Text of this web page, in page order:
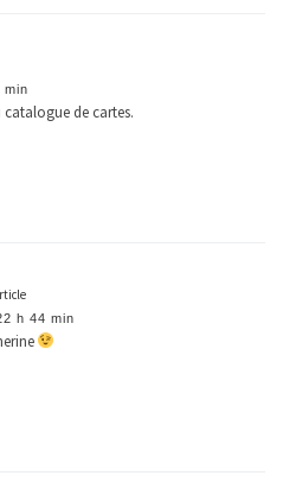
min
catalogue de cartes.
h 44 min